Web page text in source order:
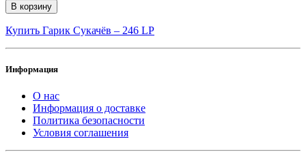
В корзину
Купить Гарик Сукачёв ‎– 246 LP
Информация
О нас
Информация о доставке
Политика безопасности
Условия соглашения